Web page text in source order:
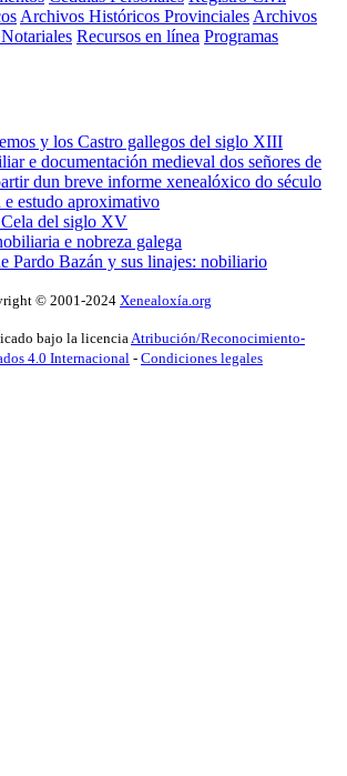
Archivos Históricos Provinciales Archivos
Recursos en línea Programas
y los Castro gallegos del siglo XIII
e documentación medieval dos señores de
dun breve informe xenealóxico do século
estudo aproximativo
del siglo XV
e nobreza galega
Pardo Bazán y sus linajes: nobiliario
© 2001-2024 Xenealoxía.org
bajo la licenciaAtribución/Reconocimiento-
4.0 Internacional - Condiciones legales